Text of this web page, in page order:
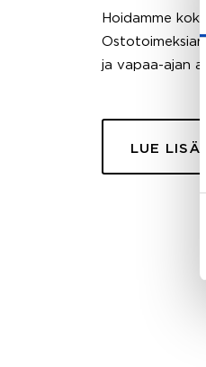
Hoidamme
ja vapaa-ajan
LUE LISÄÄ